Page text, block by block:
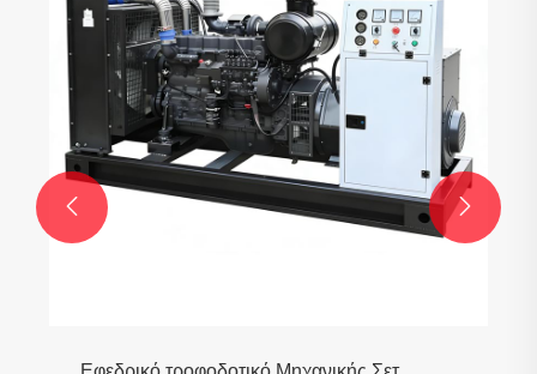
Δείτε περισσότερα >>
 